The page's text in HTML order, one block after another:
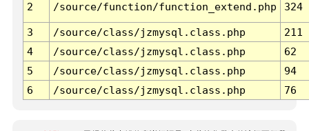
2 /source/function/function_extend.php 324
3 /source/class/jzmysql.class.php
211
4
/source/class/jzmysql.class.php
62
5
/source/class/jzmysql.class.php
94
6
/source/class/jzmysql.class.php 76